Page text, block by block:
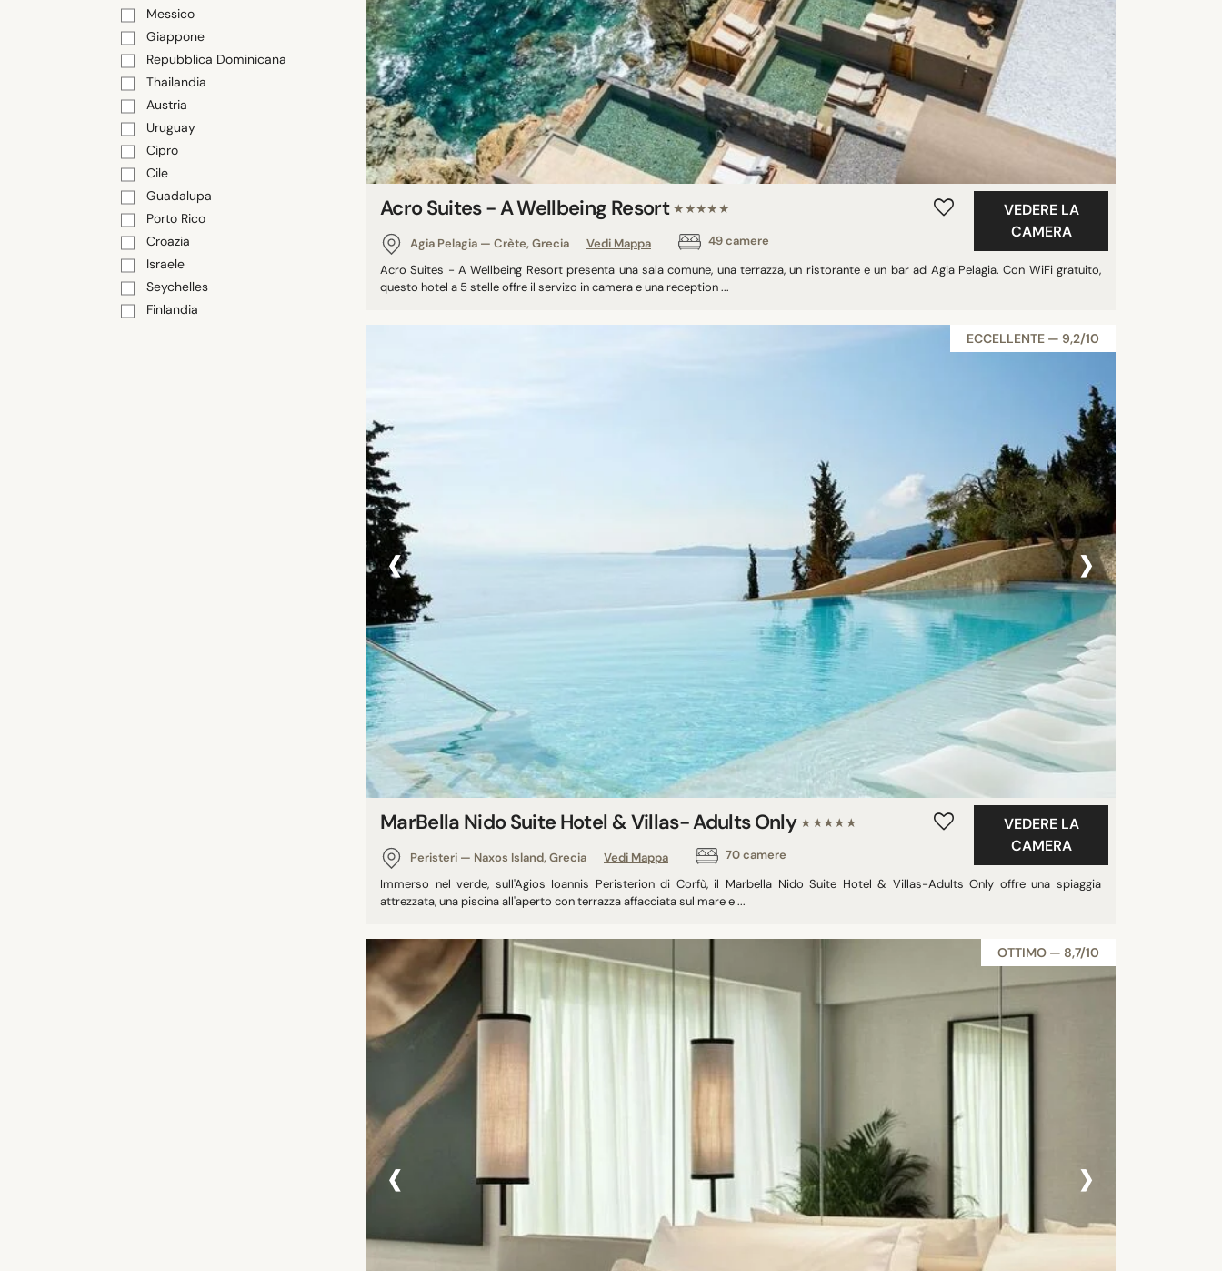
Messico
Giappone
Repubblica Dominicana
Thailandia
Austria
Uruguay
Cipro
Cile
Guadalupa
Porto Rico
Croazia
Israele
Seychelles
Finlandia
Acro Suites - A Wellbeing Resort ★★★★★
Agia Pelagia — Crète, Grecia Vedi Mappa 49 camere
VEDERE LA
CAMERA
Acro Suites - A Wellbeing Resort presenta una sala comune, una terrazza, un ristorante e un bar ad Agia Pelagia. Con WiFi gratuito,
questo hotel a 5 stelle offre il servizo in camera e una reception ...
ECCELLENTE — 9,2/10
‹ ›
MarBella Nido Suite Hotel & Villas- Adults Only ★★★★★
Peristeri — Naxos Island, Grecia Vedi Mappa 70 camere
VEDERE LA
CAMERA
Immerso nel verde, sull'Agios Ioannis Peristerion di Corfù, il Marbella Nido Suite Hotel & Villas-Adults Only offre una spiaggia
attrezzata, una piscina all'aperto con terrazza affacciata sul mare e ...
OTTIMO — 8,7/10
‹ ›